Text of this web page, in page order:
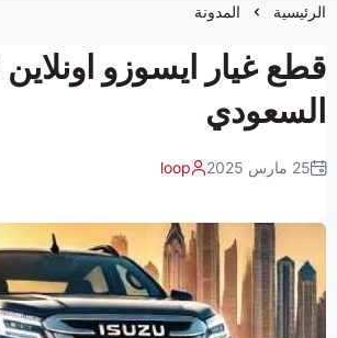
الرئيسية المدونة
قطع غيار ايسوزو
السعودي
25 مارس 2025 loop